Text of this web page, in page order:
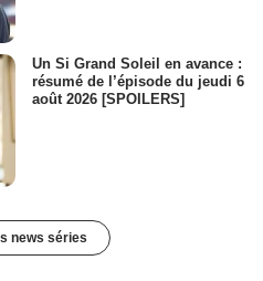
Un Si Grand Soleil en avance :
résumé de l’épisode du jeudi 6
août 2026 [SPOILERS]
news séries